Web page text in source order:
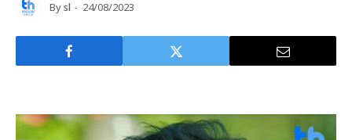
Bysl 24/08/2023